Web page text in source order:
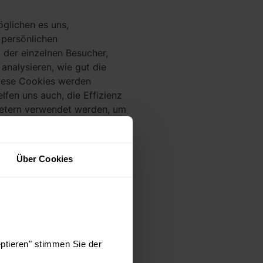
Über Cookies
stimmen Sie der
es uns,
einzelnen Besucher,
wie gut die
Cookies werden
uns auch, die Effizienz
verwendet werden, um
Funktionen auf
Inhalten der Website auf
Sprache, zu
klicken. Dadurch wird
widerrufen können.
die von Websites